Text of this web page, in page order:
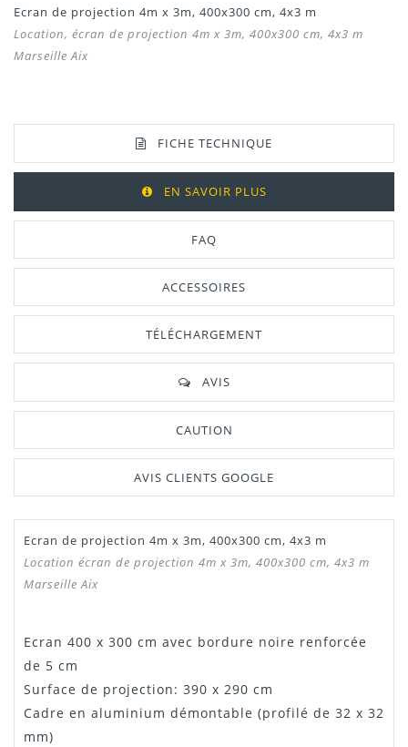
Ecran de projection 4m x 3m, 400x300 cm, 4x3 m
Location, écran de projection 4m x 3m, 400x300 cm, 4x3 m
Marseille Aix
FICHE TECHNIQUE
EN SAVOIR PLUS
FAQ
ACCESSOIRES
TÉLÉCHARGEMENT
AVIS
CAUTION
AVIS CLIENTS GOOGLE
Manuel /
Notice
Télécharger Dans L'onglet
"Téléchargement"
Ecran de projection 4m x 3m, 400x300 cm, 4x3 m
Location écran de projection 4m x 3m, 400x300 cm, 4x3 m
Marseille Aix
Ecran 400 x 300 cm avec bordure noire renforcée
de 5 cm
Surface de projection: 390 x 290 cm
Cadre en aluminium démontable (profilé de 32 x 32
mm)